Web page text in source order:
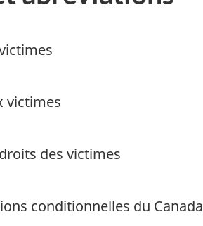
victimes
des victimes
conditionnelles du Canada